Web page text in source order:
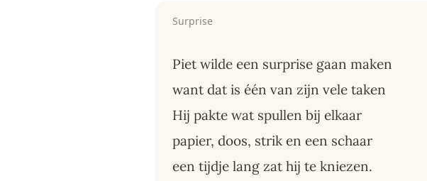
Surprise
Piet wilde een surprise gaan maken
want dat is één van zijn vele taken
Hij pakte wat spullen bij elkaar
papier, doos, strik en een schaar
een tijdje lang zat hij te kniezen.